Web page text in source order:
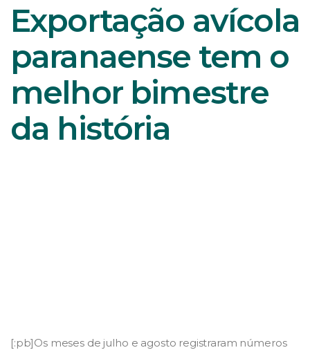
Exportação avícola
paranaense tem o
melhor bimestre
da história
[:pb]Os meses de julho e agosto registraram números